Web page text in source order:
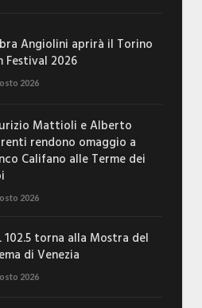
Angiolini aprirà il Torino
Festival 2026
2026
Mattioli e Alberto
rendono omaggio a
Califano alle Terme dei
2026
102.5 torna alla Mostra del
di Venezia
2026